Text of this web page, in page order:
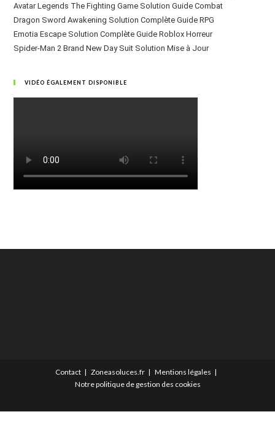
Avatar Legends The Fighting Game Solution Guide Combat
Dragon Sword Awakening Solution Complète Guide RPG
Emotia Escape Solution Complète Guide Roblox Horreur
Spider-Man 2 Brand New Day Suit Solution Mise à Jour
VIDÉO ÉGALEMENT DISPONIBLE
Contact Zoneasoluces.fr
Mentions légales
Notre politique de gestion des cookies